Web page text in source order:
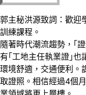
郭主秘洪源致詞： 歡迎
訓練課程。
隨著時代潮流趨勢，｢
有｢工地主任執業證｣也
環境舒適，交通便利。
取證照。 相信經過4個